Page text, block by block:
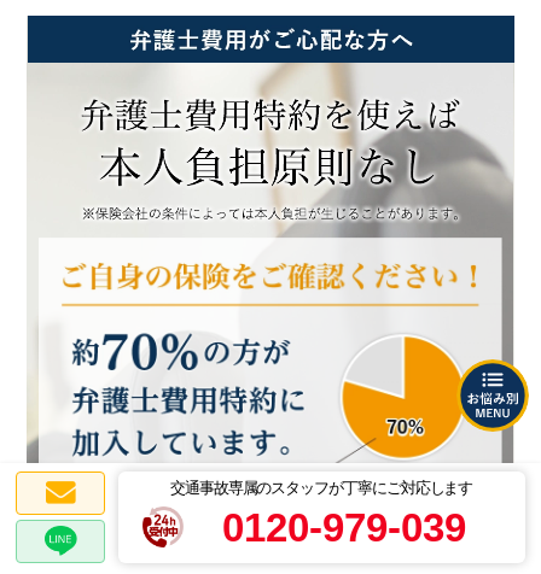
交通事故専属のスタッフが丁寧にご対応します
0120-979-039